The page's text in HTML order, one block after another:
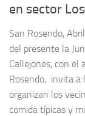
en sector
San Rosendo,
del presente la
Callejones, con el
Rosendo, invita a
organizan los
comida típicas y